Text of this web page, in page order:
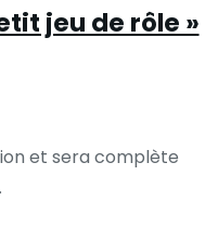
jeu de rôle »
et sera complète